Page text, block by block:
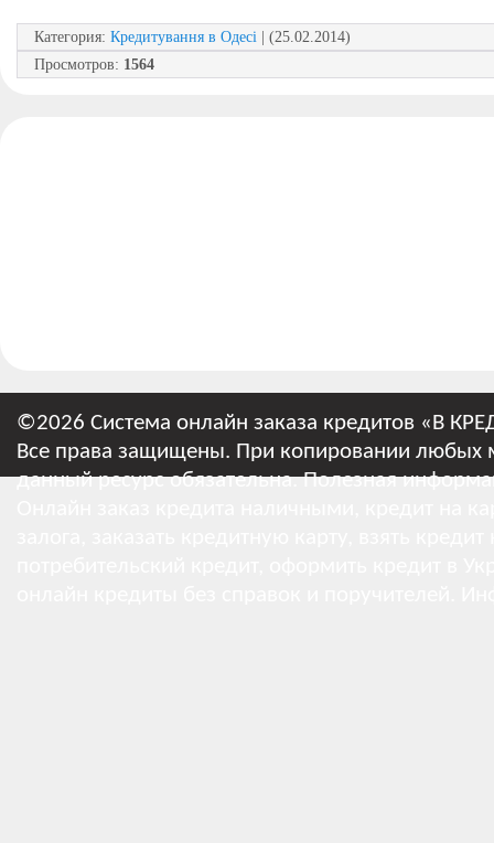
Категория: Кредитування в Одесі | (25.02.2014)
Просмотров: 1564
©2026 Система онлайн заказа кредитов «В
Все права защищены. При копировании любых
данный ресурс обязательна.Полезная